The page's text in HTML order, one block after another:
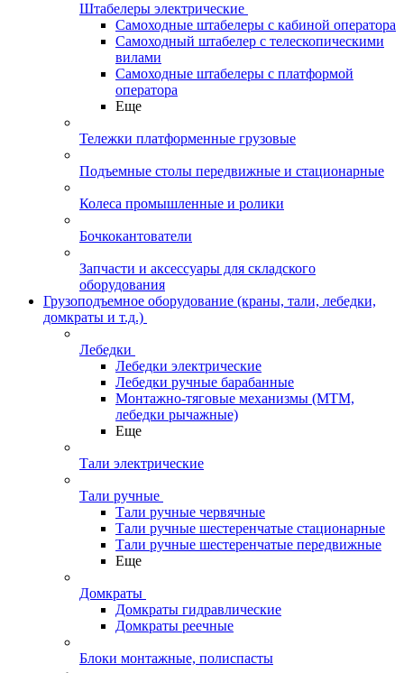
Штабелеры электрические
Самоходные штабелеры с кабиной оператора
Самоходный штабелер с телескопическими
вилами
Самоходные штабелеры с платформой
оператора
Еще
Тележки платформенные грузовые
Подъемные столы передвижные и стационарные
Колеса промышленные и ролики
Бочкокантователи
Запчасти и аксессуары для складского
оборудования
Грузоподъемное оборудование (краны, тали, лебедки,
домкраты и т.д.)
Лебедки
Лебедки электрические
Лебедки ручные барабанные
Монтажно-тяговые механизмы (МТМ,
лебедки рычажные)
Еще
Тали электрические
Тали ручные
Тали ручные червячные
Тали ручные шестеренчатые стационарные
Тали ручные шестеренчатые передвижные
Еще
Домкраты
Домкраты гидравлические
Домкраты реечные
Блоки монтажные, полиспасты